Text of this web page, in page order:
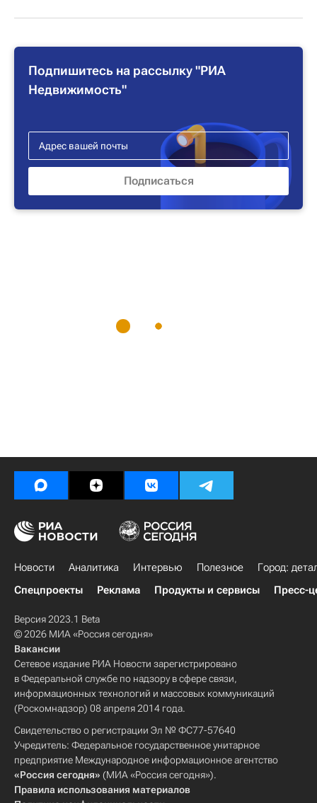
Подпишитесь на рассылку "РИА
Недвижимость"
Новости Аналитика Интервью Полезное
Город:
Спецпроекты
Реклама Продукты и сервисы Пресс-
Версия 2023.1 Beta
© 2026 МИА «Россия сегодня»
Вакансии
Сетевое издание РИА Новости зарегистрировано
в Федеральной службе по надзору в сфере связи,
информационных технологий и массовых коммуникаций
(Роскомнадзор) 08 апреля 2014 года.
Свидетельство о регистрации Эл № ФС77-57640
Учредитель: Федеральное государственное унитарное
предприятие Международное информационное агентство
«Россия сегодня» (МИА «Россия сегодня»).
Правила использования материалов